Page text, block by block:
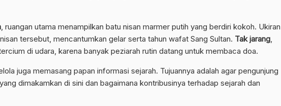
, ruangan utama menampilkan batu nisan marmer putih yang berdiri kokoh. Ukiran
tersebut, mencantumkan gelar serta tahun wafat Sang Sultan. Tak jarang,
di udara, karena banyak peziarah rutin datang untuk membaca doa.
juga memasang papan informasi sejarah. Tujuannya adalah agar pengunjung
dimakamkan di sini dan bagaimana kontribusinya terhadap sejarah dan